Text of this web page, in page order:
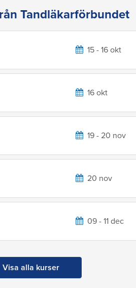
Tandläkarförbundet
15 - 16 okt
16 okt
19 - 20 nov
20 nov
09 - 11 dec
Visa alla kurser